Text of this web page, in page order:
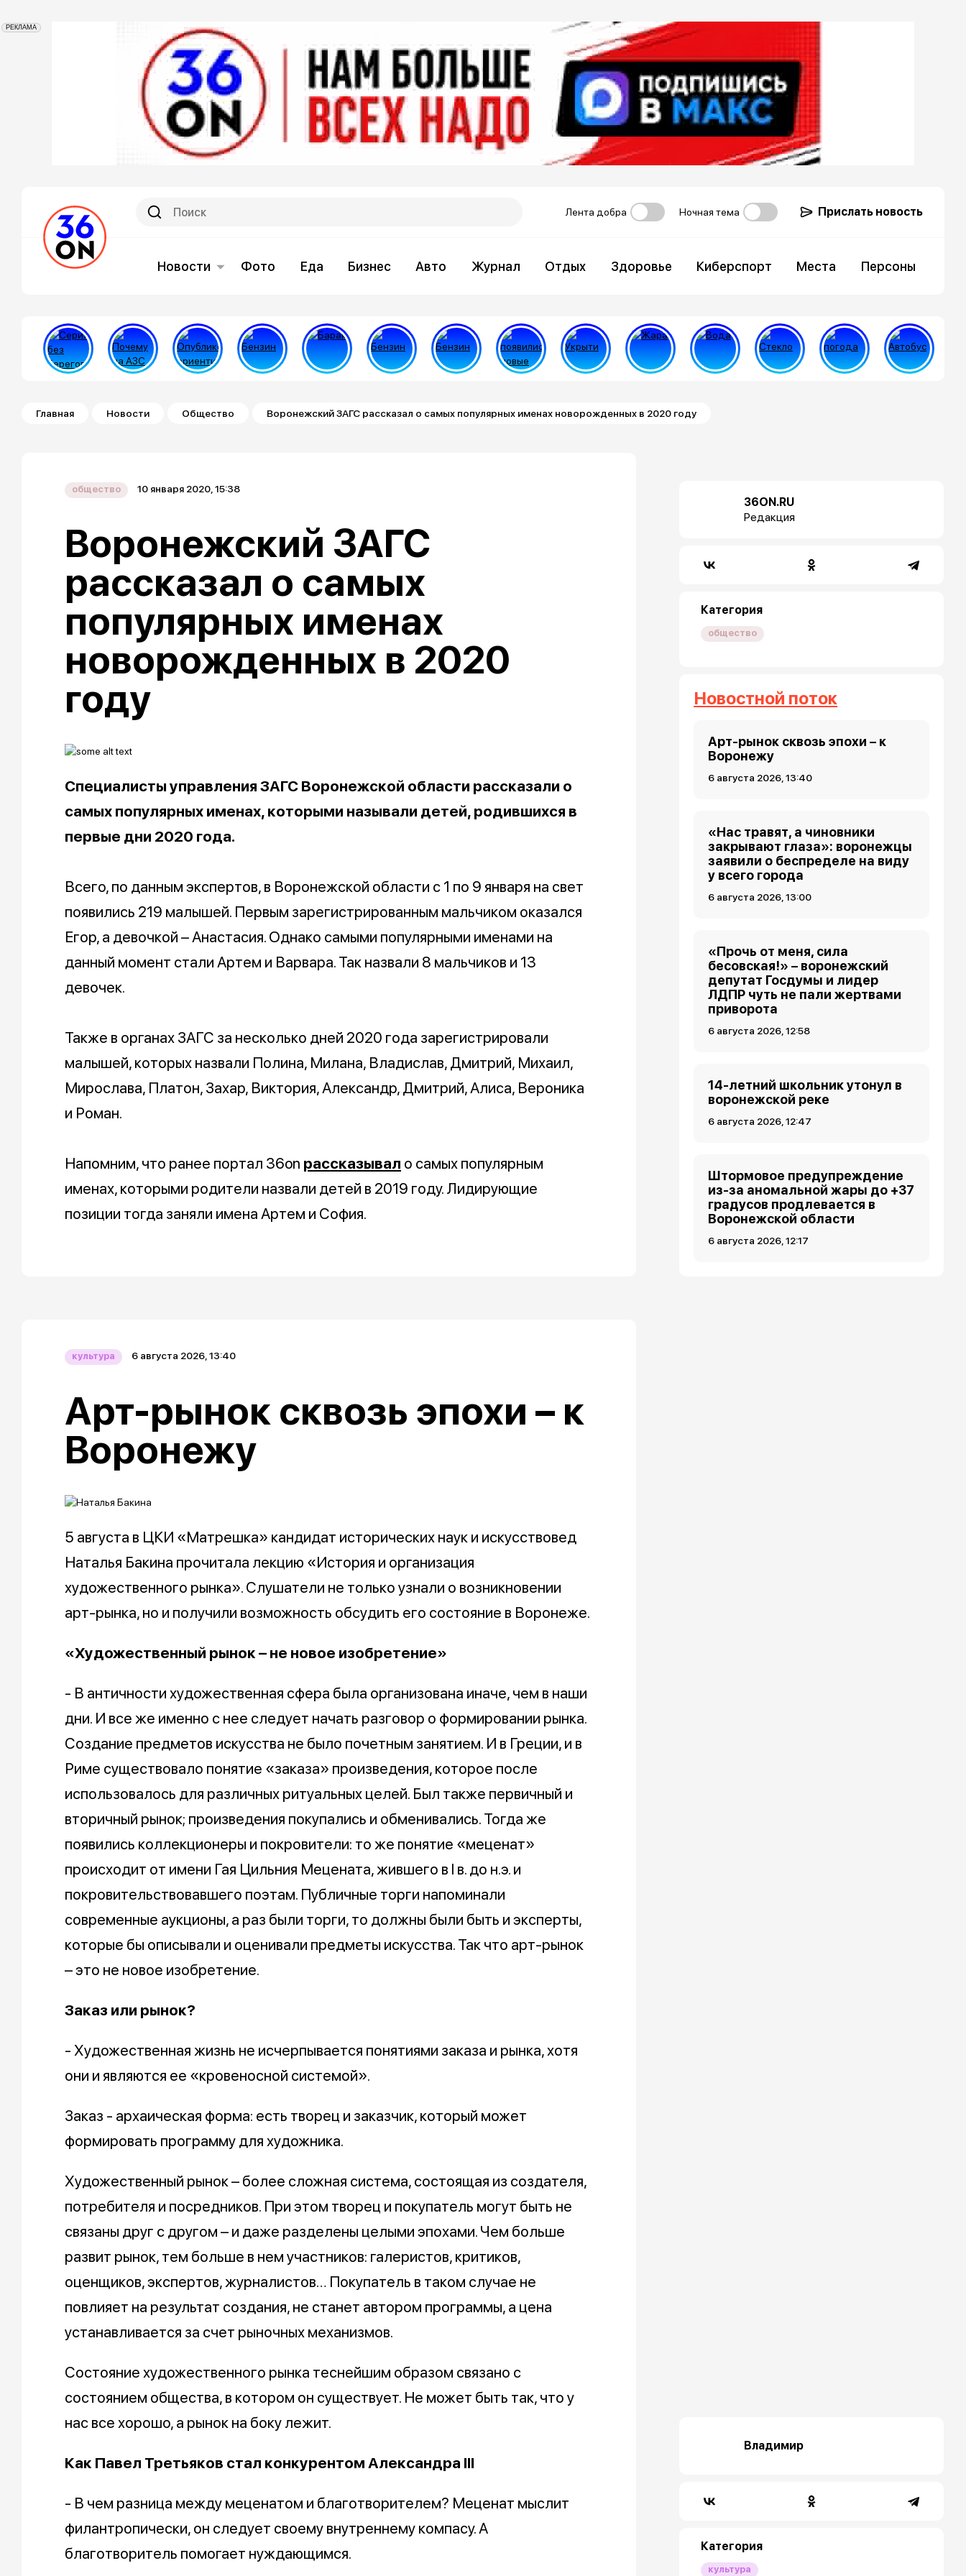
РЕКЛАМА
Лента добра Ночная тема Прислать новость
Новости Фото Еда Бизнес Авто Журнал Отдых Здоровье Киберспорт Места Персоны
Строка навигации
Главная Новости Общество Воронежский ЗАГС рассказал о самых популярных именах новорожденных в 2020 году
общество 10 января 2020, 15:38
Воронежский ЗАГС
рассказал о самых
популярных именах
новорожденных в 2020
году
Специалисты управления ЗАГС Воронежской области рассказали о
самых популярных именах, которыми называли детей, родившихся в
первые дни 2020 года.
Всего, по данным экспертов, в Воронежской области с 1 по 9 января на свет
появились 219 малышей. Первым зарегистрированным мальчиком оказался
Егор, а девочкой – Анастасия. Однако самыми популярными именами на
данный момент стали Артем и Варвара. Так назвали 8 мальчиков и 13
девочек.
Также в органах ЗАГС за несколько дней 2020 года зарегистрировали
малышей, которых назвали Полина, Милана, Владислав, Дмитрий, Михаил,
Мирослава, Платон, Захар, Виктория, Александр, Дмитрий, Алиса, Вероника
и Роман.
Напомним, что ранее портал 36on рассказывал о самых популярным
именах, которыми родители назвали детей в 2019 году. Лидирующие
позиции тогда заняли имена Артем и София.
36ON.RU
Редакция
Категория
общество
Новостной поток
Арт-рынок сквозь эпохи – к
Воронежу
6 августа 2026, 13:40
«Нас травят, а чиновники
закрывают глаза»: воронежцы
заявили о беспределе на виду
у всего города
6 августа 2026, 13:00
«Прочь от меня, сила
бесовская!» – воронежский
депутат Госдумы и лидер
ЛДПР чуть не пали жертвами
приворота
6 августа 2026, 12:58
14-летний школьник утонул в
воронежской реке
6 августа 2026, 12:47
Штормовое предупреждение
из-за аномальной жары до +37
градусов продлевается в
Воронежской области
6 августа 2026, 12:17
культура 6 августа 2026, 13:40
Арт-рынок сквозь эпохи – к
Воронежу
5 августа в ЦКИ «Матрешка» кандидат исторических наук и искусствовед
Наталья Бакина прочитала лекцию «История и организация
художественного рынка». Слушатели не только узнали о возникновении
арт-рынка, но и получили возможность обсудить его состояние в Воронеже.
«Художественный рынок – не новое изобретение»
- В античности художественная сфера была организована иначе, чем в наши
дни. И все же именно с нее следует начать разговор о формировании рынка.
Создание предметов искусства не было почетным занятием. И в Греции, и в
Риме существовало понятие «заказа» произведения, которое после
использовалось для различных ритуальных целей. Был также первичный и
вторичный рынок; произведения покупались и обменивались. Тогда же
появились коллекционеры и покровители: то же понятие «меценат»
происходит от имени Гая Цильния Мецената, жившего в I в. до н.э. и
покровительствовавшего поэтам. Публичные торги напоминали
современные аукционы, а раз были торги, то должны были быть и эксперты,
которые бы описывали и оценивали предметы искусства. Так что арт-рынок
– это не новое изобретение.
Заказ или рынок?
- Художественная жизнь не исчерпывается понятиями заказа и рынка, хотя
они и являются ее «кровеносной системой».
Заказ - архаическая форма: есть творец и заказчик, который может
формировать программу для художника.
Художественный рынок – более сложная система, состоящая из создателя,
потребителя и посредников. При этом творец и покупатель могут быть не
связаны друг с другом – и даже разделены целыми эпохами. Чем больше
развит рынок, тем больше в нем участников: галеристов, критиков,
оценщиков, экспертов, журналистов… Покупатель в таком случае не
повлияет на результат создания, не станет автором программы, а цена
устанавливается за счет рыночных механизмов.
Состояние художественного рынка теснейшим образом связано с
состоянием общества, в котором он существует. Не может быть так, что у
нас все хорошо, а рынок на боку лежит.
Как Павел Третьяков стал конкурентом Александра III
- В чем разница между меценатом и благотворителем? Меценат мыслит
филантропически, он следует своему внутреннему компасу. А
благотворитель помогает нуждающимся.
Владимир
Категория
культура